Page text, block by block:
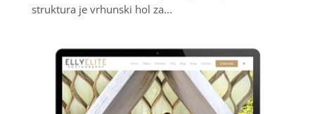
struktura je vrhunski hol za...